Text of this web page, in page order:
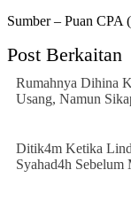
Sumber – Puan CPA
Post Berkaitan
Rumahnya Dihina
Usang, Namun
Ditik4m Ketika
Syahad4h Sebelum